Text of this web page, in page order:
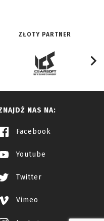
ZŁOTY PARTNER
NAS NA:
Facebook
Youtube
Twitter
Vimeo